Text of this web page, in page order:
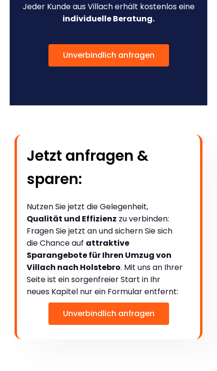
Jeder Kunde aus Villach erhält kostenlos eine
individuelle Beratung.
Unverbindlich anfragen
Jetzt anfragen &
sparen:
Nutzen Sie jetzt die Gelegenheit,
Qualität und Effizienz zu verbinden:
Fragen Sie jetzt an und sichern Sie sich
die Chance auf attraktive
Sparangebote für Ihren Umzug von
Villach nach Holstebro. Mit uns an Ihrer
Seite ist ein sorgenfreier Start in Ihr
neues Kapitel nur ein Formular entfernt:
Unverbindlich anfragen